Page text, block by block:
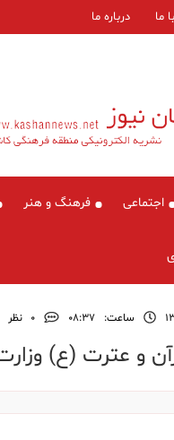
ما درباره ما
اجتماعی فرهنگ و هنر
ساعت: ۰۸:۳۷ 0 نظر
و عترت (ع)